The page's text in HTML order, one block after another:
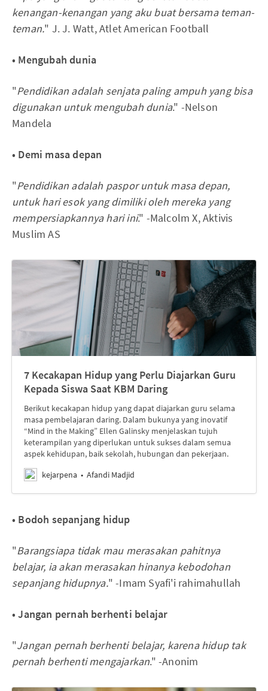
kenangan-kenangan yang aku buat bersama teman-
teman." J. J. Watt, Atlet American Football
• Mengubah dunia
"Pendidikan adalah senjata paling ampuh yang bisa
digunakan untuk mengubah dunia." -Nelson
Mandela
• Demi masa depan
"Pendidikan adalah paspor untuk masa depan,
untuk hari esok yang dimiliki oleh mereka yang
mempersiapkannya hari ini." -Malcolm X, Aktivis
Muslim AS
7 Kecakapan Hidup yang Perlu Diajarkan Guru
Kepada Siswa Saat KBM Daring
Berikut kecakapan hidup yang dapat diajarkan guru selama
masa pembelajaran daring. Dalam bukunya yang inovatif
“Mind in the Making” Ellen Galinsky menjelaskan tujuh
keterampilan yang diperlukan untuk sukses dalam semua
aspek kehidupan, baik sekolah, hubungan dan pekerjaan.
kejarpena
Afandi Madjid
• Bodoh sepanjang hidup
"Barangsiapa tidak mau merasakan pahitnya
belajar, ia akan merasakan hinanya kebodohan
sepanjang hidupnya." -Imam Syafi'i rahimahullah
• Jangan pernah berhenti belajar
"Jangan pernah berhenti belajar, karena hidup tak
pernah berhenti mengajarkan." -Anonim